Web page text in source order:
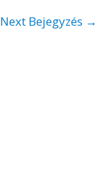
Next Bejegyzés →